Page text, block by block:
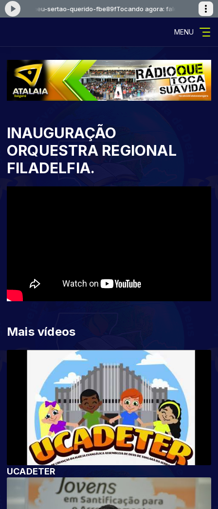
meu-sertao-querido-fbe89fTocando agora: falcaoejosue-
MENU
INAUGURAÇÃO
ORQUESTRA REGIONAL
FILADELFIA.
Mais vídeos
UCADETER